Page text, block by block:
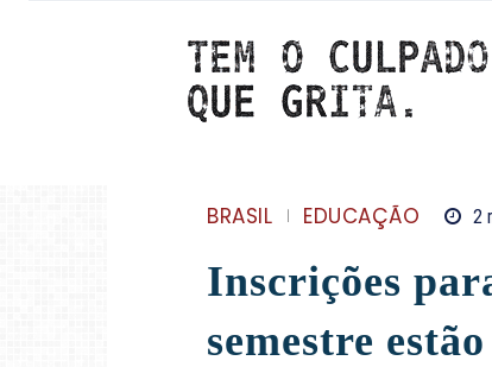
BRASIL EDUCAÇÃO 2
Inscrições
semestre